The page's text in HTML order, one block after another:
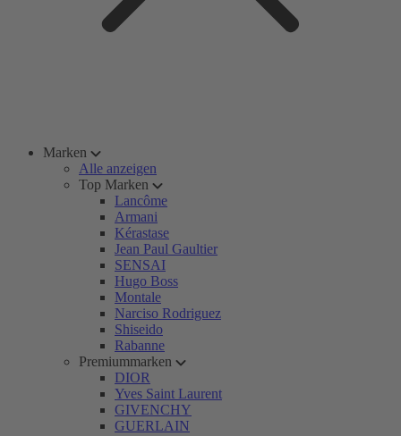
Marken
Alle anzeigen
Top Marken
Lancôme
Armani
Kérastase
Jean Paul Gaultier
SENSAI
Hugo Boss
Montale
Narciso Rodriguez
Shiseido
Rabanne
Premiummarken
DIOR
Yves Saint Laurent
GIVENCHY
GUERLAIN